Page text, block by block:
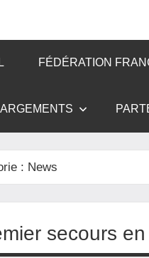
FÉDÉRATION
: News
secours